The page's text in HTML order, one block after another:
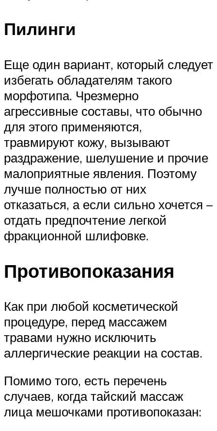
Пилинги
Еще один вариант, который следует
избегать обладателям такого
морфотипа. Чрезмерно
агрессивные составы, что обычно
для этого применяются,
травмируют кожу, вызывают
раздражение, шелушение и прочие
малоприятные явления. Поэтому
лучше полностью от них
отказаться, а если сильно хочется –
отдать предпочтение легкой
фракционной шлифовке.
Противопоказания
Как при любой косметической
процедуре, перед массажем
травами нужно исключить
аллергические реакции на состав.
Помимо того, есть перечень
случаев, когда тайский массаж
лица мешочками противопоказан: